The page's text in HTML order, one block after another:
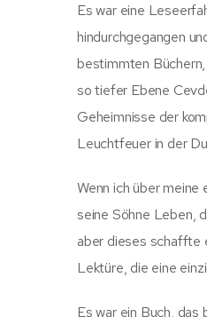
Es war eine
hindurchgegangen
bestimmten
so tiefer Ebene
Geheimnisse der
Leuchtfeuer in der
Wenn ich über
seine Söhne Leben,
aber dieses schaffte
Lektüre, die eine
Es war ein Buch, das